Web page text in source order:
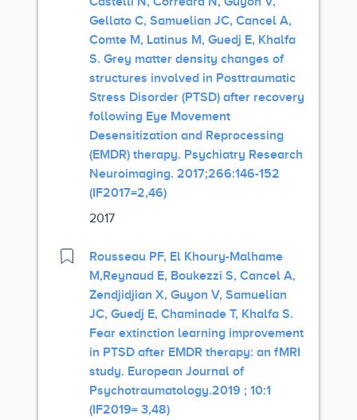
Gellato C, Samuelian JC, Cancel A,
Comte M, Latinus M, Guedj E, Khalfa
S. Grey matter density changes of
structures involved in Posttraumatic
Stress Disorder (PTSD) after recovery
following Eye Movement
Desensitization and Reprocessing
(EMDR) therapy. Psychiatry Research
Neuroimaging. 2017;266:146-152
(IF2017=2,46)
2017
Rousseau PF, El Khoury-Malhame
M,Reynaud E, Boukezzi S, Cancel A,
Zendjidjian X, Guyon V, Samuelian
JC, Guedj E, Chaminade T, Khalfa S.
Fear extinction learning improvement
in PTSD after EMDR therapy: an fMRI
study. European Journal of
Psychotraumatology.2019 ; 10:1
(IF2019= 3,48)